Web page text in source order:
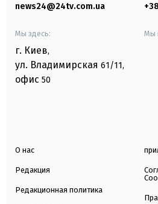
news24@24tv.com.ua
Мы здесь:
г. Киев,
ул. Владимирская 61/11,
офис 50
Мы
О нас
Редакция
Редакционная политика